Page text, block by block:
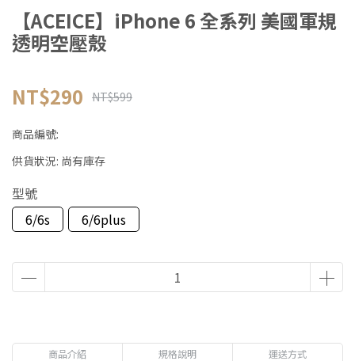
【ACEICE】iPhone 6 全系列 美國軍規
透明空壓殼
NT$290 NT$599
商品編號:
供貨狀況: 尚有庫存
型號
6/6s
6/6plus
商品介紹 規格說明 運送方式